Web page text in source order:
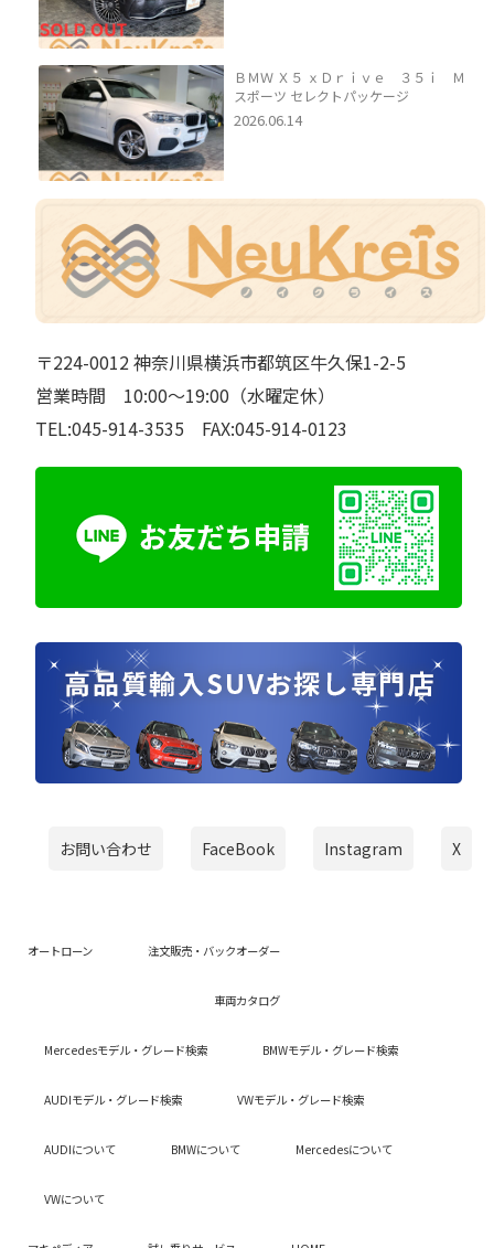
ＢＭＷ Ｘ５ ｘＤｒｉｖｅ ３５ｉ Ｍ
スポーツ セレクトパッケージ
2026.06.14
〒224-0012 神奈川県横浜市都筑区牛久保1-2-5
営業時間 10:00～19:00（水曜定休）
TEL:045-914-3535 FAX:045-914-0123
お問い合わせ FaceBook Instagram X
オートローン 注文販売・バックオーダー
車両カタログ
Mercedesモデル・グレード検索 BMWモデル・グレード検索
AUDIモデル・グレード検索 VWモデル・グレード検索
AUDIについて BMWについて Mercedesについて
VWについて